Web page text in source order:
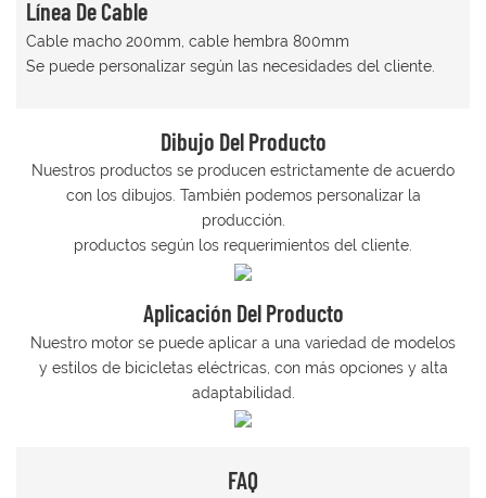
Línea De Cable
Cable macho 200mm, cable hembra 800mm
Se puede personalizar según las necesidades del cliente.
Dibujo Del Producto
Nuestros productos se producen estrictamente de acuerdo
con los dibujos. También podemos personalizar la
producción.
productos según los requerimientos del cliente.
Aplicación Del Producto
Nuestro motor se puede aplicar a una variedad de modelos
y estilos de bicicletas eléctricas, con más opciones y alta
adaptabilidad.
FAQ